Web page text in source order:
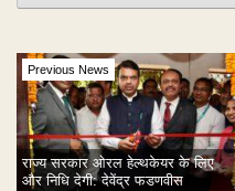
Previous News
राज्य सरकार ओरल हेल्थकेयर के लिए
और निधि देगी: देवेंद्र फडणवीस